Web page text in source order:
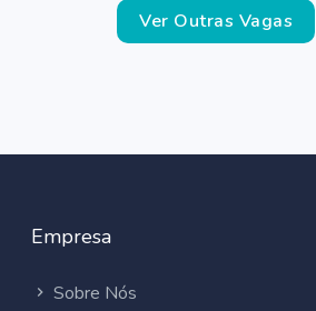
Ver Outras Vagas
Empresa
Sobre Nós